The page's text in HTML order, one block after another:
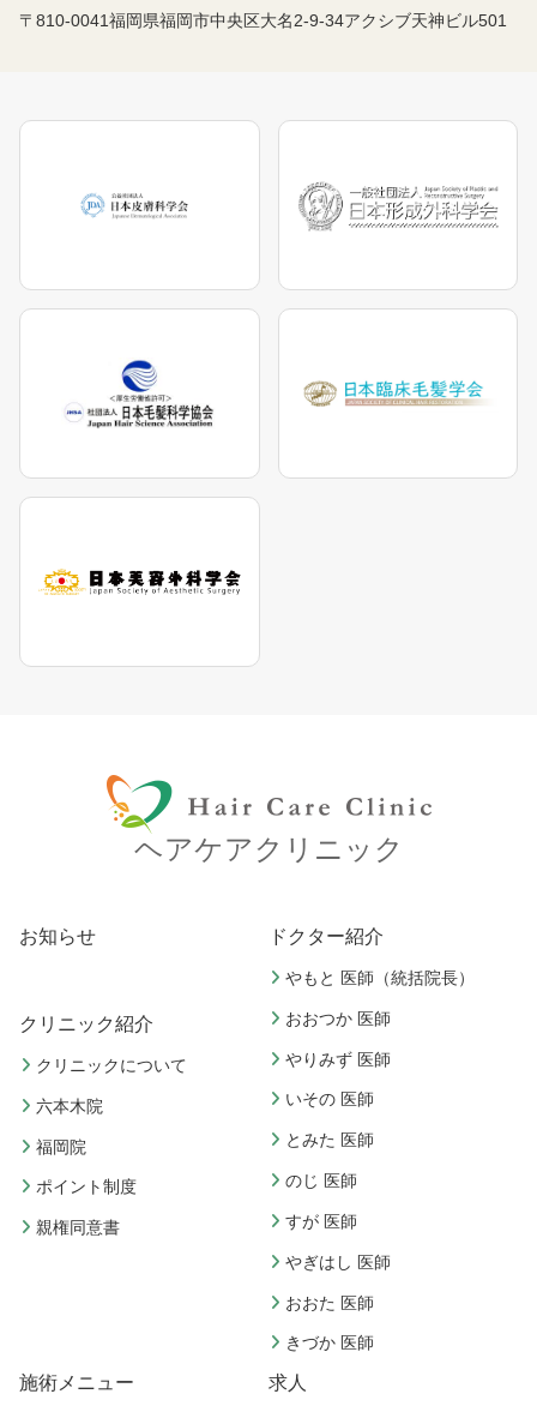
〒810-0041福岡県福岡市中央区大名2-9-34アクシブ天神ビル501
ヘアケアクリニック
お知らせ
クリニック紹介
クリニックについて
六本木院
福岡院
ポイント制度
親権同意書
ドクター紹介
やもと 医師（統括院長）
おおつか 医師
やりみず 医師
いその 医師
とみた 医師
のじ 医師
すが 医師
やぎはし 医師
おおた 医師
きづか 医師
施術メニュー 求人